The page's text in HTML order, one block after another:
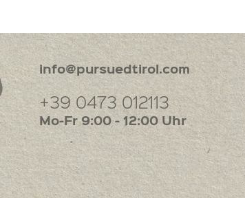
info@pursuedtirol.com
+39 0473 012113
Mo-Fr 9:00 - 12:00 Uhr